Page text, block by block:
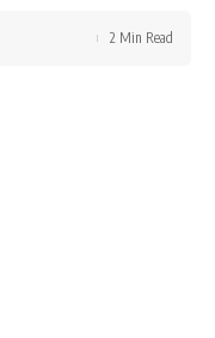
2 Min Read